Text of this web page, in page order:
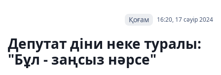
16:20, 17 сәуір 2024
Қоғам
Депутат діни неке туралы:
"Бұл - заңсыз нәрсе"